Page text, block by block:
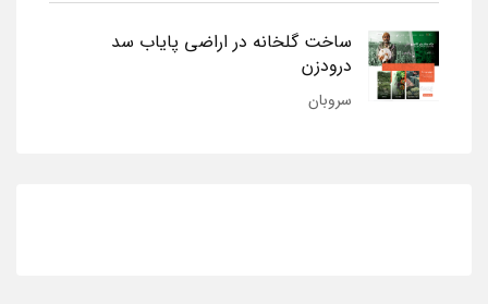
ساخت گلخانه در اراضی پایاب سد
درودزن
سروبان